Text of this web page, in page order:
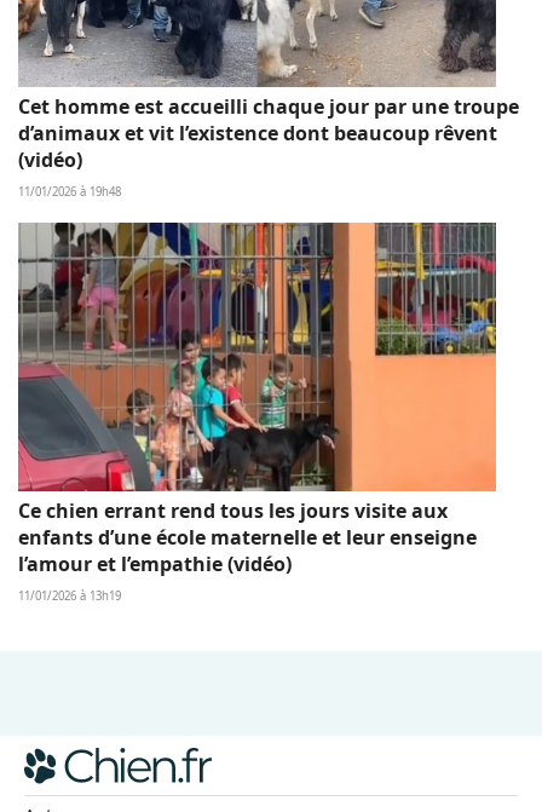
Cet homme est accueilli chaque jour par une troupe
d’animaux et vit l’existence dont beaucoup rêvent
(vidéo)
11/01/2026 à 19h48
Ce chien errant rend tous les jours visite aux
enfants d’une école maternelle et leur enseigne
l’amour et l’empathie (vidéo)
11/01/2026 à 13h19